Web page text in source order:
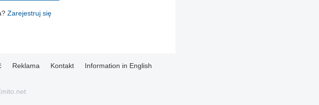
Zarejestruj się
Reklama Kontakt Information in English